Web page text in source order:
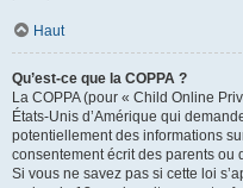
Haut
Qu’est-ce que la COPPA ?
La COPPA (pour « Child Online
États-Unis d’Amérique qui
potentiellement des informations
consentement écrit des parents ou
Si vous ne savez pas si cette loi